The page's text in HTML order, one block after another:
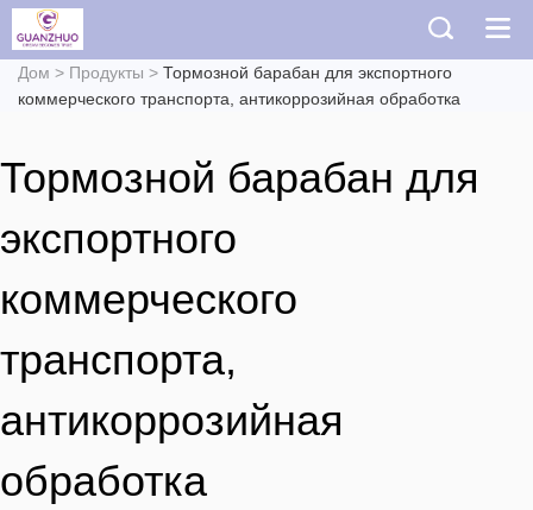
Дом > Продукты > Тормозной барабан для экспортного
коммерческого транспорта, антикоррозийная обработка
Тормозной барабан для
экспортного
коммерческого
транспорта,
антикоррозийная
обработка